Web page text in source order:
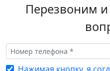
Перезвоним и